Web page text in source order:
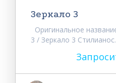
Зеркало 3
Оригинальное
3 / Зеркало 3